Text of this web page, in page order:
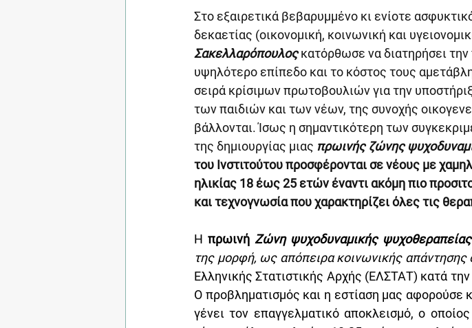
Στο εξαιρετικά βεβαρυμμένο κι ενίοτε
δεκαετίας (οικονομική, κοινωνική και
Σακελλαρόπουλος κατόρθωσε να διατηρήσει
υψηλότερο επίπεδο και το κόστος τους
σειρά κρίσιμων πρωτοβουλιών για την
των παιδιών και των νέων, της συνοχής
βάλλονται. Ίσως η σημαντικότερη των
της δημιουργίας μιας πρωινής ζώνης
του Ινστιτούτου προσφέρονται σε νέους με
ηλικίας 18 έως 25 ετών έναντι ακόμη πιο
και τεχνογνωσία που χαρακτηρίζει όλες τις
Η πρωινή Ζώνη ψυχοδυναμικής
Ελληνικής Στατιστικής Αρχής (ΕΛΣΤΑΤ) κατά
Ο προβληματισμός και η εστίαση μας αφορούσε
γένει τον επαγγελματικό αποκλεισμό, ο